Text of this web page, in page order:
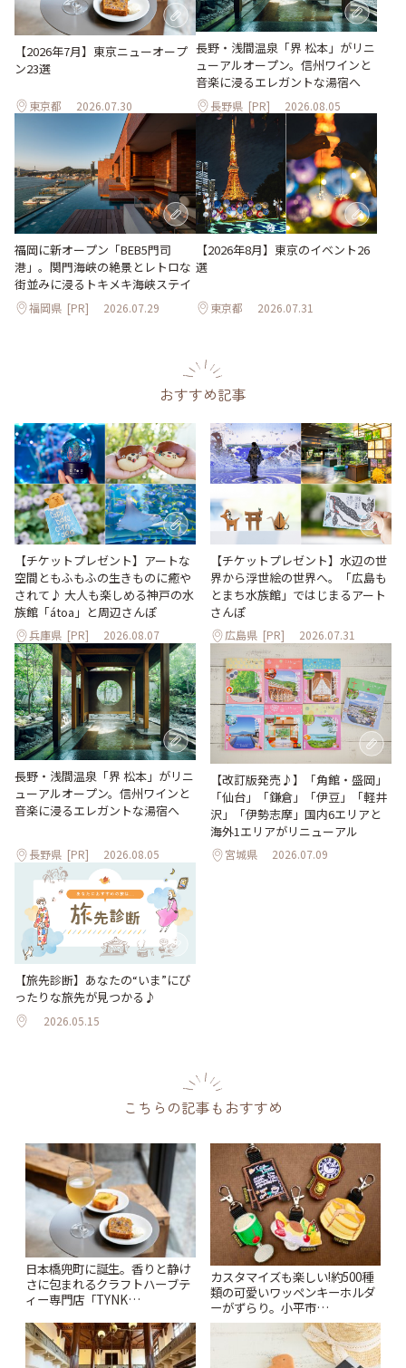
【2026年7月】東京ニューオープ
ン23選
東京都 2026.07.30
長野・浅間温泉「界 松本」がリニ
ューアルオープン。信州ワインと
音楽に浸るエレガントな湯宿へ
長野県 [PR] 2026.08.05
福岡に新オープン「BEB5門司
港」。関門海峡の絶景とレトロな
街並みに浸るトキメキ海峡ステイ
福岡県 [PR] 2026.07.29
【2026年8月】東京のイベント26
選
東京都 2026.07.31
おすすめ記事
【チケットプレゼント】アートな
空間ともふもふの生きものに癒や
されて♪ 大人も楽しめる神戸の水
族館「átoa」と周辺さんぽ
兵庫県 [PR] 2026.08.07
【チケットプレゼント】水辺の世
界から浮世絵の世界へ。「広島も
とまち水族館」ではじまるアート
さんぽ
広島県 [PR] 2026.07.31
長野・浅間温泉「界 松本」がリニ
ューアルオープン。信州ワインと
音楽に浸るエレガントな湯宿へ
長野県 [PR] 2026.08.05
【改訂版発売♪】「角館・盛岡」
「仙台」「鎌倉」「伊豆」「軽井
沢」「伊勢志摩」国内6エリアと
海外1エリアがリニューアル
宮城県 2026.07.09
【旅先診断】あなたの“いま”にぴ
ったりな旅先が見つかる♪
2026.05.15
こちらの記事もおすすめ
日本橋兜町に誕生。香りと静け
さに包まれるクラフトハーブテ
ィー専門店「TYNK
カスタマイズも楽しい!約500種
類の可愛いワッペンキーホルダ
ーがずらり。小平市
「Kimamaya T&K」 | ことりっ